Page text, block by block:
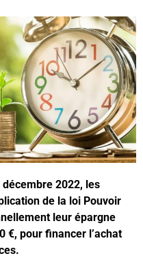
décembre 2022, les
de la loi Pouvoir
leur épargne
€, pour financer l’achat